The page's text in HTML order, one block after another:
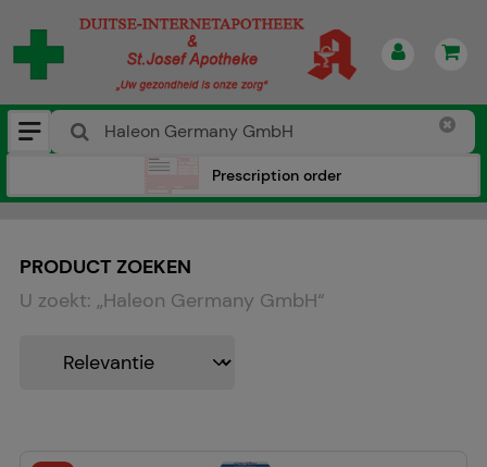
Prescription order
PRODUCT ZOEKEN
U zoekt: „Haleon Germany GmbH“